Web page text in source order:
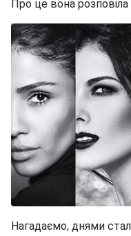
Про це вона розповіла
Нагадаємо, днями